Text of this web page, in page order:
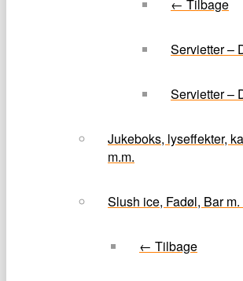
← Tilbage
Servietter –
Servietter –
Jukeboks, lyseffekter,
m.m.
Slush ice, Fadøl, Bar m.
← Tilbage